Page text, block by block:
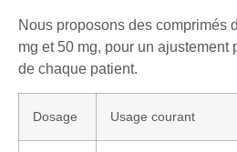
Nous proposons des comprimés
mg et 50 mg, pour un
de chaque patient.
Dosage Usage courant